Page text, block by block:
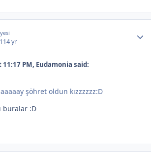
14 yr
PM, Eudamonia said:
şöhret oldun kızzzzzz:D
buralar :D